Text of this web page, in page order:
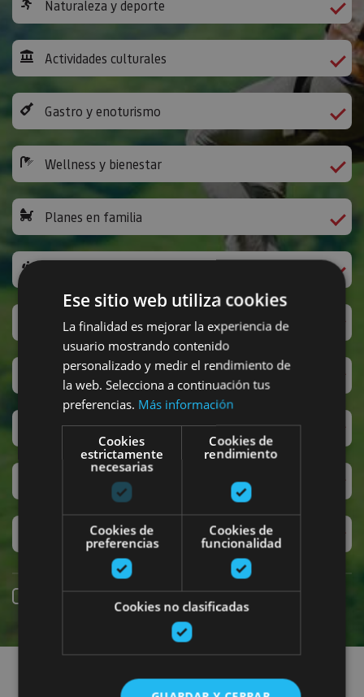
Naturaleza y deporte
Actividades culturales
Gastro y enoturismo
Wellness y bienestar
Planes en familia
Ocio y diversión
San Fermín
Accesibilidad
Turismo regenerativo
Experiencias exclusivas
Reserva online
Encuentra planes
Ese sitio web utiliza cookies
La finalidad es mejorar la experiencia de
usuario mostrando contenido
personalizado y medir el rendimiento de
la web. Selecciona a continuación tus
preferencias. Más información
Cookies
estrictamente
necesarias
Cookies de
rendimiento
Cookies de
preferencias
Cookies de
funcionalidad
Cookies no clasificadas